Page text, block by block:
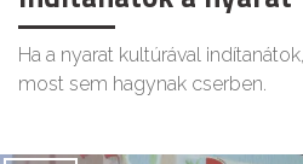
Ha a nyarat kultúrával
most sem hagynak cserben.